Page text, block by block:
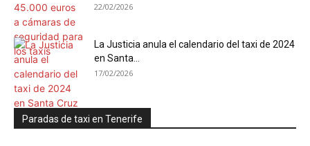
22/02/2026
La Justicia anula el calendario del taxi de 2024
en Santa...
17/02/2026
Paradas de taxi en Tenerife